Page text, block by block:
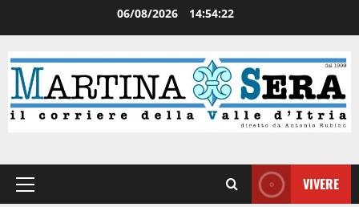
06/08/2026 14:54:22
VIVERE